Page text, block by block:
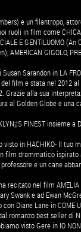
e un filantropo,
ruoli in film come
E GENTILUOMO
AMERICAN GIGOLO,
Sarandon in LA
film e stata nel 2012
Grazie alla sua
al Golden Globe e una
FINEST insieme a
visto in HACHIKO- Il tuo
film drammatico
e un cane
recitato nel film
Swank e ad Ewan
Diane Lane in COME
romanzo best seller di
visto Gere in IO